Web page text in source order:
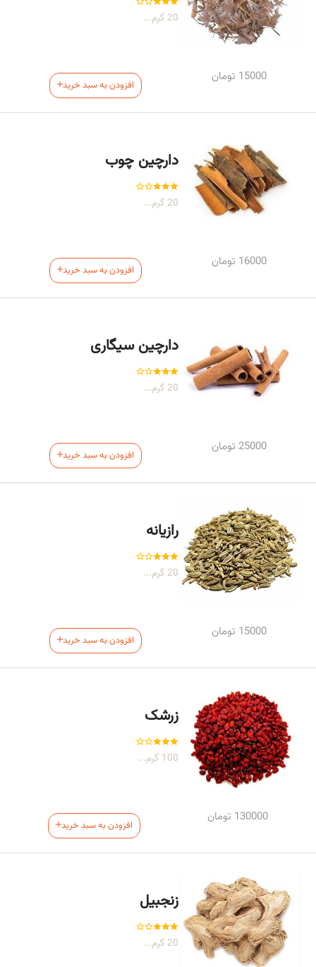
20 گرم...
15000 تومان
افزودن به سبد خرید
دارچین چوب
20 گرم...
16000 تومان
افزودن به سبد خرید
دارچین سیگاری
20 گرم...
25000 تومان
افزودن به سبد خرید
رازیانه
20 گرم...
15000 تومان
افزودن به سبد خرید
زرشک
100 گرم...
130000 تومان
افزودن به سبد خرید
زنجبیل
20 گرم...